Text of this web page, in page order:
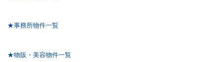
★事務所物件一覧
★物販・美容物件一覧